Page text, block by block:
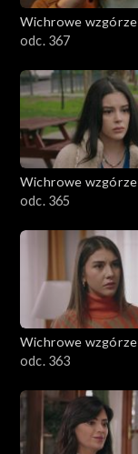
Wichrowe wzgórze
odc. 367
Wichrowe wzgórze
odc. 365
Wichrowe wzgórze
odc. 363